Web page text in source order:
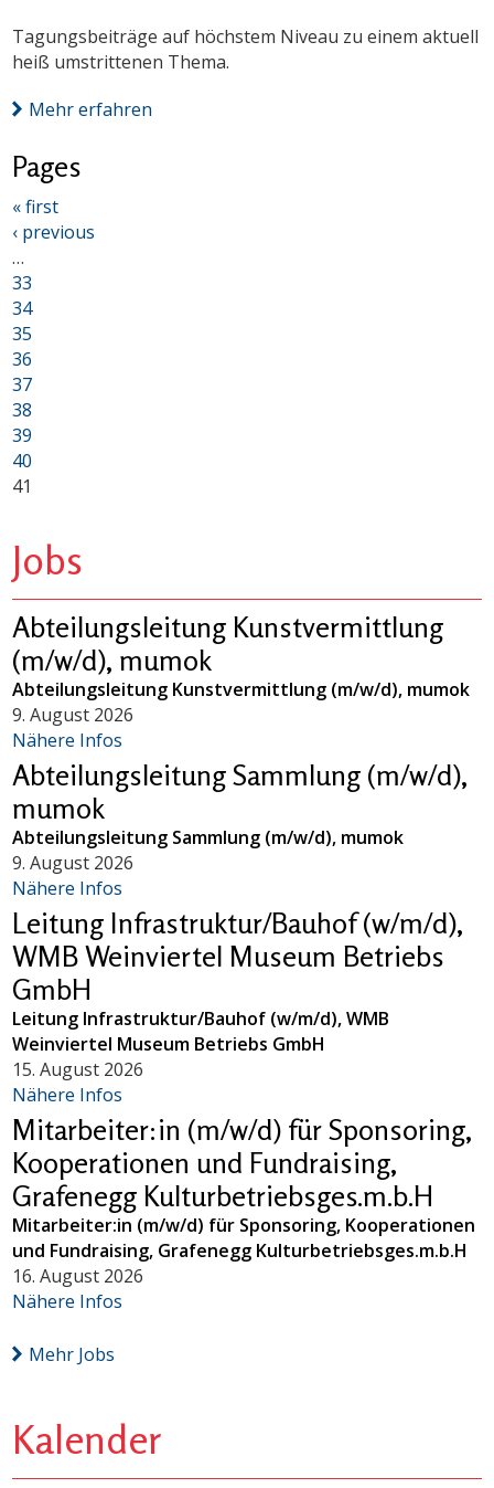
Tagungsbeiträge auf höchstem Niveau zu einem aktuell
heiß umstrittenen Thema.
Mehr erfahren
Pages
« first
‹ previous
…
33
34
35
36
37
38
39
40
41
Jobs
Abteilungsleitung Kunstvermittlung
(m/w/d), mumok
Abteilungsleitung Kunstvermittlung (m/w/d), mumok
9. August 2026
Nähere Infos
Abteilungsleitung Sammlung (m/w/d),
mumok
Abteilungsleitung Sammlung (m/w/d), mumok
9. August 2026
Nähere Infos
Leitung Infrastruktur/Bauhof (w/m/d),
WMB Weinviertel Museum Betriebs
GmbH
Leitung Infrastruktur/Bauhof (w/m/d), WMB
Weinviertel Museum Betriebs GmbH
15. August 2026
Nähere Infos
Mitarbeiter:in (m/w/d) für Sponsoring,
Kooperationen und Fundraising,
Grafenegg Kulturbetriebsges.m.b.H
Mitarbeiter:in (m/w/d) für Sponsoring, Kooperationen
und Fundraising, Grafenegg Kulturbetriebsges.m.b.H
16. August 2026
Nähere Infos
Mehr Jobs
Kalender